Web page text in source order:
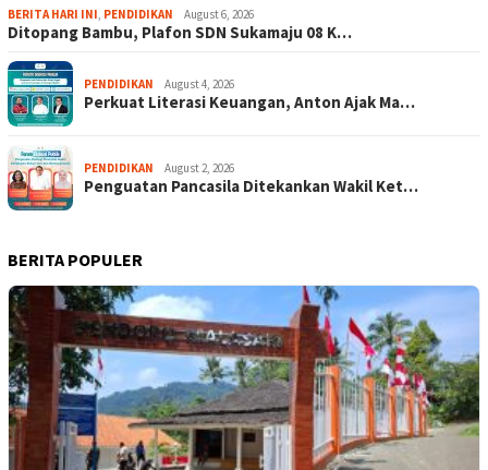
BERITA HARI INI, PENDIDIKAN August 6, 2026
Ditopang Bambu, Plafon SDN Sukamaju 08 K…
PENDIDIKAN August 4, 2026
Perkuat Literasi Keuangan, Anton Ajak Ma…
PENDIDIKAN August 2, 2026
Penguatan Pancasila Ditekankan Wakil Ket…
BERITA POPULER